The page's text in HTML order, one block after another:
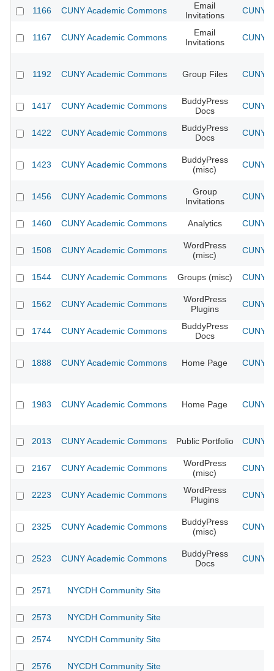
1166 CUNY Academic Commons
Email
Invitations
CUNY
1167 CUNY Academic Commons
Email
Invitations
CUNY
1192 CUNY Academic Commons Group Files CUNY
1417 CUNY Academic Commons
BuddyPress
Docs
CUNY
1422 CUNY Academic Commons
BuddyPress
Docs
CUNY
1423 CUNY Academic Commons
BuddyPress
(misc)
CUNY
1456 CUNY Academic Commons
Group
Invitations
CUNY
1460 CUNY Academic Commons Analytics CUNY
1508 CUNY Academic Commons
WordPress
(misc)
CUNY
1544 CUNY Academic Commons Groups (misc) CUNY
1562 CUNY Academic Commons
WordPress
Plugins
CUNY
1744 CUNY Academic Commons
BuddyPress
Docs
CUNY
1888 CUNY Academic Commons Home Page CUNY
1983 CUNY Academic Commons Home Page CUNY
2013 CUNY Academic Commons Public Portfolio CUNY
2167 CUNY Academic Commons
WordPress
(misc)
CUNY
2223 CUNY Academic Commons
WordPress
Plugins
CUNY
2325 CUNY Academic Commons
BuddyPress
(misc)
CUNY
2523 CUNY Academic Commons
BuddyPress
Docs
CUNY
2571 NYCDH Community Site
2573 NYCDH Community Site
2574 NYCDH Community Site
2576 NYCDH Community Site